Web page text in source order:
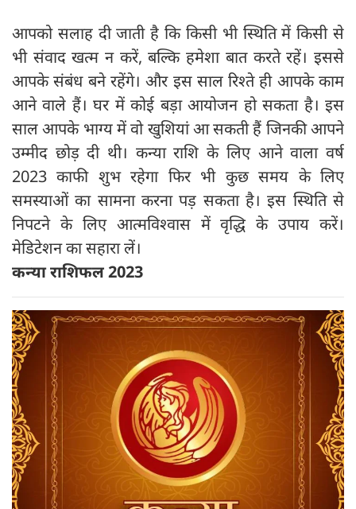
आपको सलाह दी जाती है कि किसी भी स्थिति में किसी से
भी संवाद खत्म न करें, बल्कि हमेशा बात करते रहें। इससे
आपके संबंध बने रहेंगे। और इस साल रिश्ते ही आपके काम
आने वाले हैं। घर में कोई बड़ा आयोजन हो सकता है। इस
साल आपके भाग्य में वो खुशियां आ सकती हैं जिनकी आपने
उम्मीद छोड़ दी थी। कन्या राशि के लिए आने वाला वर्ष
2023 काफी शुभ रहेगा फिर भी कुछ समय के लिए
समस्याओं का सामना करना पड़ सकता है। इस स्थिति से
निपटने के लिए आत्मविश्वास में वृद्धि के उपाय करें।
मेडिटेशन का सहारा लें।
कन्या राशिफल 2023